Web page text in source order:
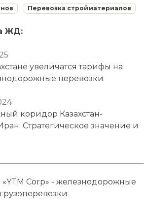
Перевозка стройматериалов
ЖД:
увеличатся тарифы на
перевозки
коридор Казахстан-
Стратегическое значение и
Corp» - железнодорожные
грузоперевозки